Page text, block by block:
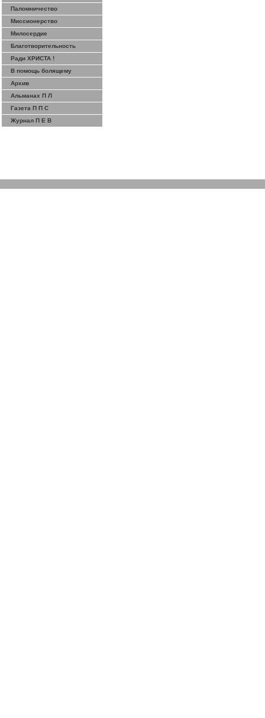
Паломничество
Миссионерство
Милосердие
Благотворительность
Ради ХРИСТА !
В помощь болящему
Архив
Альманах П Л
Газета П П С
Журнал П Е В